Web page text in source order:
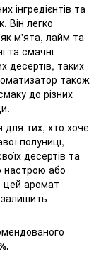
інгредієнтів та
Він легко
м'ята, лайм та
та смачні
десертів, таких
також
до різних
для тих, хто хоче
полуниці,
десертів та
настрою або
цей аромат